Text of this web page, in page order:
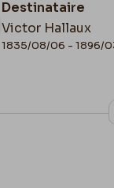
Destinataire
Victor Hallaux
1835/08/06 - 1896/
Collationnage